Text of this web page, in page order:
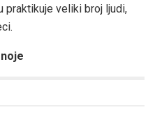
praktikuje veliki broj ljudi,